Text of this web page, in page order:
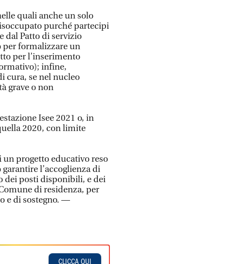
quali anche un solo
purché partecipi
dal Patto di servizio
per formalizzare un
per l’inserimento
infine,
cura, se nel nucleo
grave o non
Isee 2021 o, in
2020, con limite
un progetto educativo reso
l’accoglienza di
dei posti disponibili, e dei
di residenza, per
e di sostegno. —
CLICCA QUI